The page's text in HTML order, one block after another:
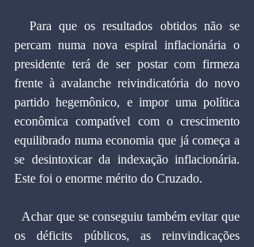
percam numa nova espiral inflacionária o
presidente terá de ser postar com firmeza
frente à avalanche reivindicatória do novo
partido hegemônico, e impor uma política
econômica compatível com o crescimento
equilibrado numa economia que já começa a
se desintoxicar da indexação inflacionária.
Este foi o enorme mérito do Cruzado.
os déficits públicos, as reinvindicações